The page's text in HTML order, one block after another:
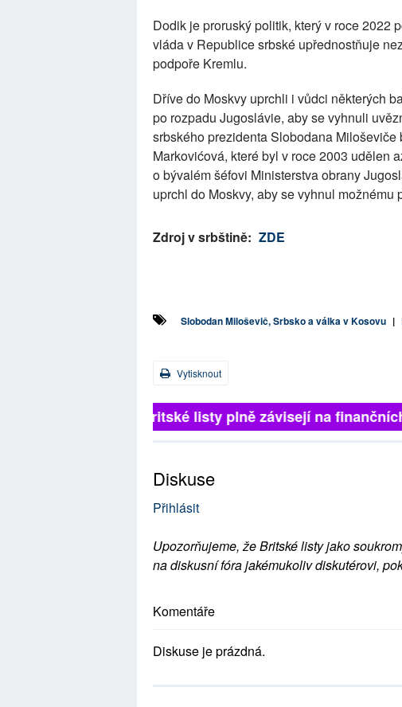
Dodik je proruský politik, který v roce 2022
vláda v Republice srbské upřednostňuje
podpoře Kremlu.
Dříve do Moskvy uprchli i vůdci některých
po rozpadu Jugoslávie, aby se vyhnuli
srbského prezidenta Slobodana
Markovićová, které byl v roce 2003 udělen
o bývalém šéfovi Ministerstva obrany
uprchl do Moskvy, aby se vyhnul
Zdroj v srbštině: ZDE
Slobodan Miloševič, Srbsko a válka v Kosovu |
Vytisknout
Britské listy plně závisejí na
Diskuse
Přihlásit
Upozorňujeme, že Britské listy jako
na diskusní fóra jakémukoliv diskutérovi,
Komentáře
Diskuse je prázdná.